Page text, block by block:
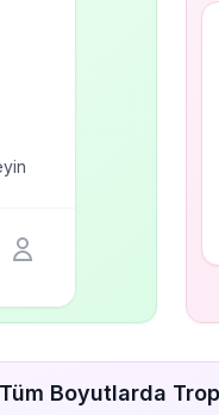
Tüm Boyutlarda